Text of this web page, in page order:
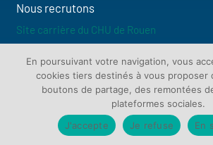
Nous recrutons
Site carrière du CHU de Rouen
SUIVEZ-NOUS
Plan du siteMentions légales Protection
En poursuivant votre navigation, vous
cookies tiers destinés à vous proposer
boutons de partage, des remontées
plateformes sociales.
J'accepte
Je refuse En